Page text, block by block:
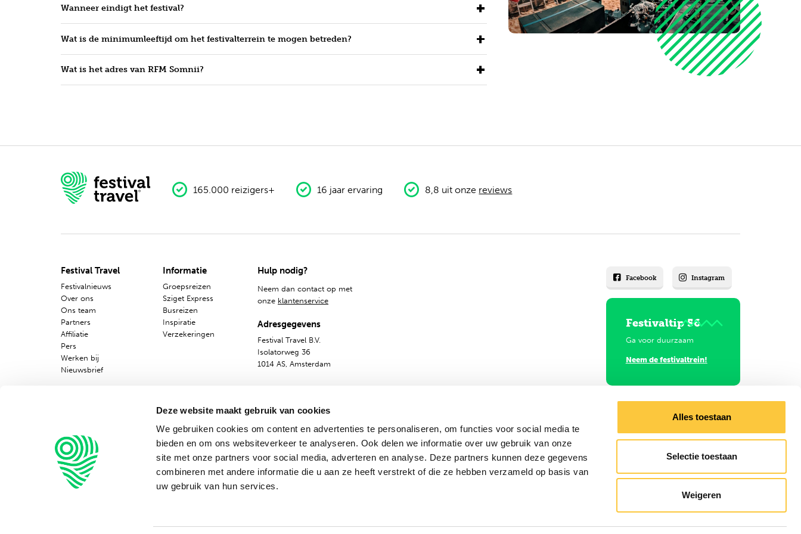
Deze website maakt gebruik van cookies
We gebruiken cookies om content en advertenties te personaliseren, om functies voor social media te
bieden en om ons websiteverkeer te analyseren. Ook delen we informatie over uw gebruik van onze
site met onze partners voor social media, adverteren en analyse. Deze partners kunnen deze gegevens
combineren met andere informatie die u aan ze heeft verstrekt of die ze hebben verzameld op basis van
uw gebruik van hun services.
Alles toestaan
Selectie toestaan
Weigeren
Wanneer eindigt het festival?
Wat is de minimumleeftijd om het festivalterrein te mogen betreden?
Wat is het adres van RFM Somnii?
165.000 reizigers+ 16 jaar ervaring 8,8 uit onze reviews
Festival Travel
Festivalnieuws
Over ons
Ons team
Partners
Affiliatie
Pers
Werken bij
Nieuwsbrief
Informatie
Groepsreizen
Sziget Express
Busreizen
Inspiratie
Verzekeringen
Hulp nodig?
Neem dan contact op met
onze klantenservice
Adresgegevens
Festival Travel B.V.
Isolatorweg 36
1014 AS, Amsterdam
Facebook Instagram
Festivaltip 56
Ga voor duurzaam
Neem de festivaltrein!
Algemene voorwaarden